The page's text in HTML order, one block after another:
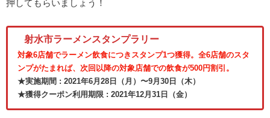
押してもらいましょう！
射水市ラーメンスタンプラリー
対象6店舗でラーメン飲食につきスタンプ1つ獲得。全6店舗のスタ
ンプがたまれば、次回以降の対象店舗での飲食が500円割引。
★実施期間 : 2021年6月28日（月）〜9月30日（木）
★獲得クーポン利用期限 : 2021年12月31日（金）